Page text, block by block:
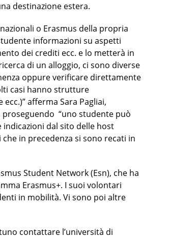
destinazione estera.
o Erasmus della propria
informazioni su aspetti
dei crediti ecc. e lo metterà in
di un alloggio, ci sono diverse
oppure verificare direttamente
casi hanno strutture
afferma Sara Pagliai,
proseguendo “uno studente può
dal sito delle host
in precedenza si sono recati in
Student Network (Esn), che ha
Erasmus+. I suoi volontari
in mobilità. Vi sono poi altre
contattare l’università di